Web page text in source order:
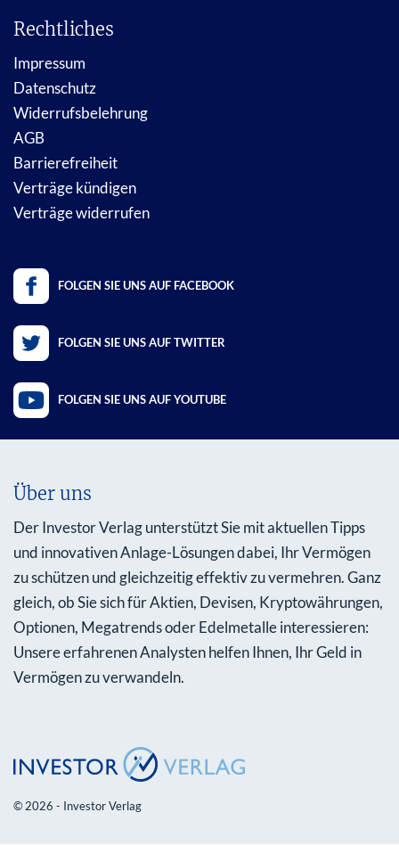
Rechtliches
Impressum
Datenschutz
Widerrufsbelehrung
AGB
Barrierefreiheit
Verträge kündigen
Verträge widerrufen
FOLGEN SIE UNS AUF FACEBOOK
FOLGEN SIE UNS AUF TWITTER
FOLGEN SIE UNS AUF YOUTUBE
Über uns
Der Investor Verlag unterstützt Sie mit aktuellen Tipps
und innovativen Anlage-Lösungen dabei, Ihr Vermögen
zu schützen und gleichzeitig effektiv zu vermehren. Ganz
gleich, ob Sie sich für Aktien, Devisen, Kryptowährungen,
Optionen, Megatrends oder Edelmetalle interessieren:
Unsere erfahrenen Analysten helfen Ihnen, Ihr Geld in
Vermögen zu verwandeln.
© 2026 - Investor Verlag